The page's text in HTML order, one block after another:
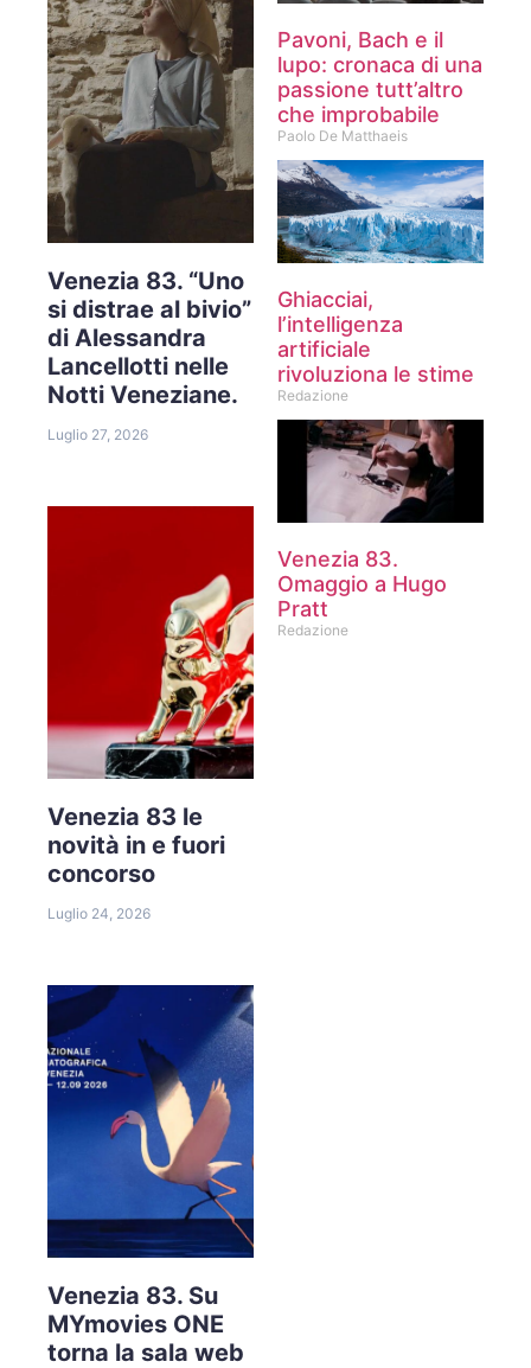
Venezia 83. “Uno
si distrae al bivio”
di Alessandra
Lancellotti nelle
Notti Veneziane.
Luglio 27, 2026
Venezia 83 le
novità in e fuori
concorso
Luglio 24, 2026
Venezia 83. Su
MYmovies ONE
torna la sala web
Pavoni, Bach e il
lupo: cronaca di una
passione tutt’altro
che improbabile
Paolo De Matthaeis
Ghiacciai,
l’intelligenza
artificiale
rivoluziona le stime
Redazione
Venezia 83.
Omaggio a Hugo
Pratt
Redazione